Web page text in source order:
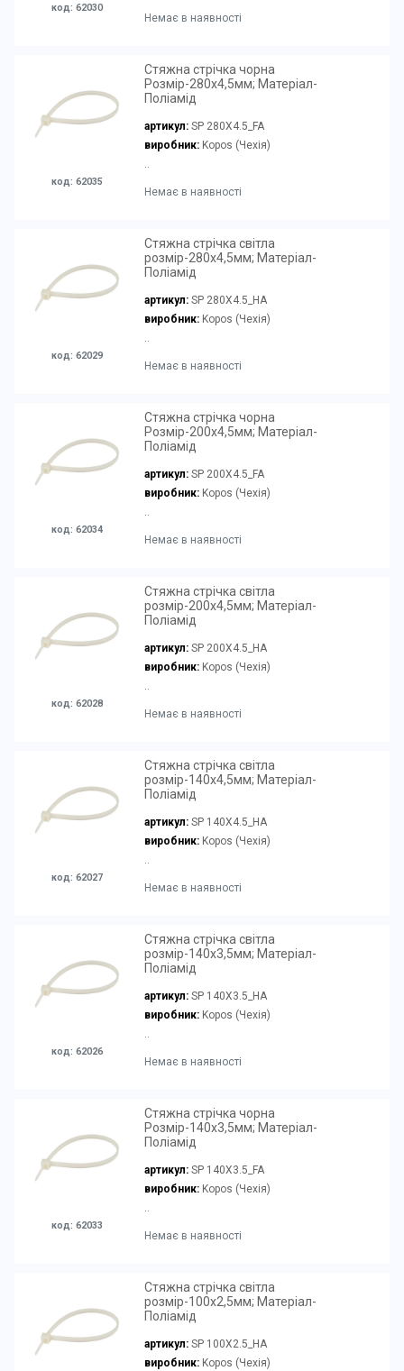
код: 62030
Немає в наявності
код: 62035
Стяжна стрічка чорна
Розмір-280х4,5мм; Матеріал-
Поліамід
артикул: SP 280X4.5_FA
виробник:Kopos (Чехія)
..
Немає в наявності
код: 62029
Стяжна стрічка світла
розмір-280х4,5мм; Матеріал-
Поліамід
артикул: SP 280X4.5_HA
виробник:Kopos (Чехія)
..
Немає в наявності
код: 62034
Стяжна стрічка чорна
Розмір-200х4,5мм; Матеріал-
Поліамід
артикул: SP 200X4.5_FA
виробник:Kopos (Чехія)
..
Немає в наявності
код: 62028
Стяжна стрічка світла
розмір-200х4,5мм; Матеріал-
Поліамід
артикул: SP 200X4.5_HA
виробник:Kopos (Чехія)
..
Немає в наявності
код: 62027
Стяжна стрічка світла
розмір-140х4,5мм; Матеріал-
Поліамід
артикул: SP 140X4.5_HA
виробник:Kopos (Чехія)
..
Немає в наявності
код: 62026
Стяжна стрічка світла
розмір-140х3,5мм; Матеріал-
Поліамід
артикул: SP 140X3.5_HA
виробник:Kopos (Чехія)
..
Немає в наявності
код: 62033
Стяжна стрічка чорна
Розмір-140х3,5мм; Матеріал-
Поліамід
артикул: SP 140X3.5_FA
виробник:Kopos (Чехія)
..
Немає в наявності
Стяжна стрічка світла
розмір-100х2,5мм; Матеріал-
Поліамід
артикул: SP 100X2.5_HA
виробник:Kopos (Чехія)